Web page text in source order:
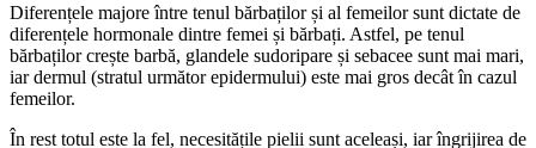
Diferențele majore între tenul bărbaților și al femeilor sunt dictate de
diferențele hormonale dintre femei și bărbați. Astfel, pe tenul
bărbaților crește barbă, glandele sudoripare și sebacee sunt mai mari,
iar dermul (stratul următor epidermului) este mai gros decât în cazul
femeilor.
În rest totul este la fel, necesitățile pielii sunt aceleași, iar îngrijirea de